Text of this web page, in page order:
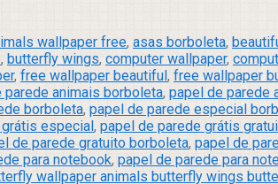
wallpaper free, asas borboleta,
, butterfly wings, computer wallpaper,
, free wallpaper beautiful, free wallpaper
parede animais borboleta, papel de parede
borboleta, papel de parede especial
especial, papel de parede grátis
de parede gratuito borboleta, papel de
para notebook, papel de parede para
wallpaper animals butterfly wings